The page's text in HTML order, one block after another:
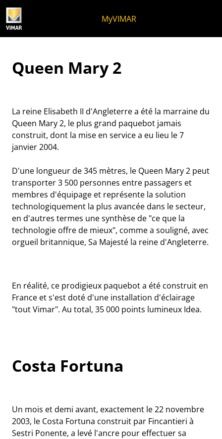
MyVIMAR
Queen Mary 2
La reine Elisabeth II d'Angleterre a été la marraine du
Queen Mary 2, le plus grand paquebot jamais
construit, dont la mise en service a eu lieu le 7
janvier 2004.
D'une longueur de 345 mètres, le Queen Mary 2 peut
transporter 3 500 personnes entre passagers et
membres d'équipage et représente la solution
technologiquement la plus avancée dans le secteur,
en d'autres termes une synthèse de "ce que la
technologie offre de mieux", comme a souligné, avec
orgueil britannique, Sa Majesté la reine d'Angleterre.
En réalité, ce prodigieux paquebot a été construit en
France et s'est doté d'une installation d'éclairage
"tout Vimar". Au total, 35 000 points lumineux Idea.
Costa Fortuna
Un mois et demi avant, exactement le 22 novembre
2003, le Costa Fortuna construit par Fincantieri à
Sestri Ponente, a levé l'ancre pour effectuer sa